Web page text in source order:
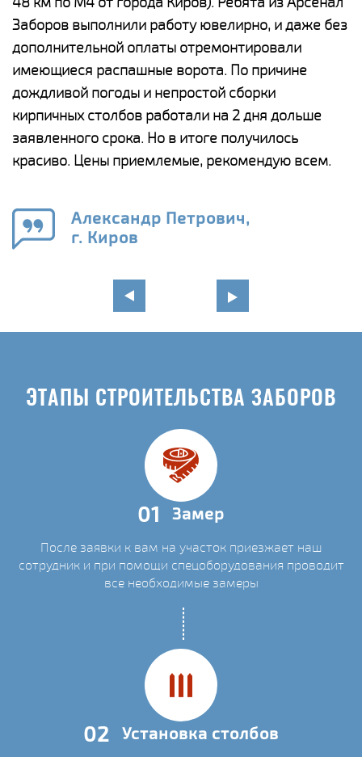
Заборов выполнили работу ювелирно, и даже без
дополнительной оплаты отремонтировали
имеющиеся распашные ворота. По причине
дождливой погоды и непростой сборки
кирпичных столбов работали на 2 дня дольше
заявленного срока. Но в итоге получилось
красиво. Цены приемлемые, рекомендую всем.
Александр Петрович,
г. Киров
ЭТАПЫ СТРОИТЕЛЬСТВА ЗАБОРОВ
01 Замер
После заявки к вам на участок приезжает наш
сотрудник и при помощи спецоборудования проводит
все необходимые замеры
02 Установка столбов